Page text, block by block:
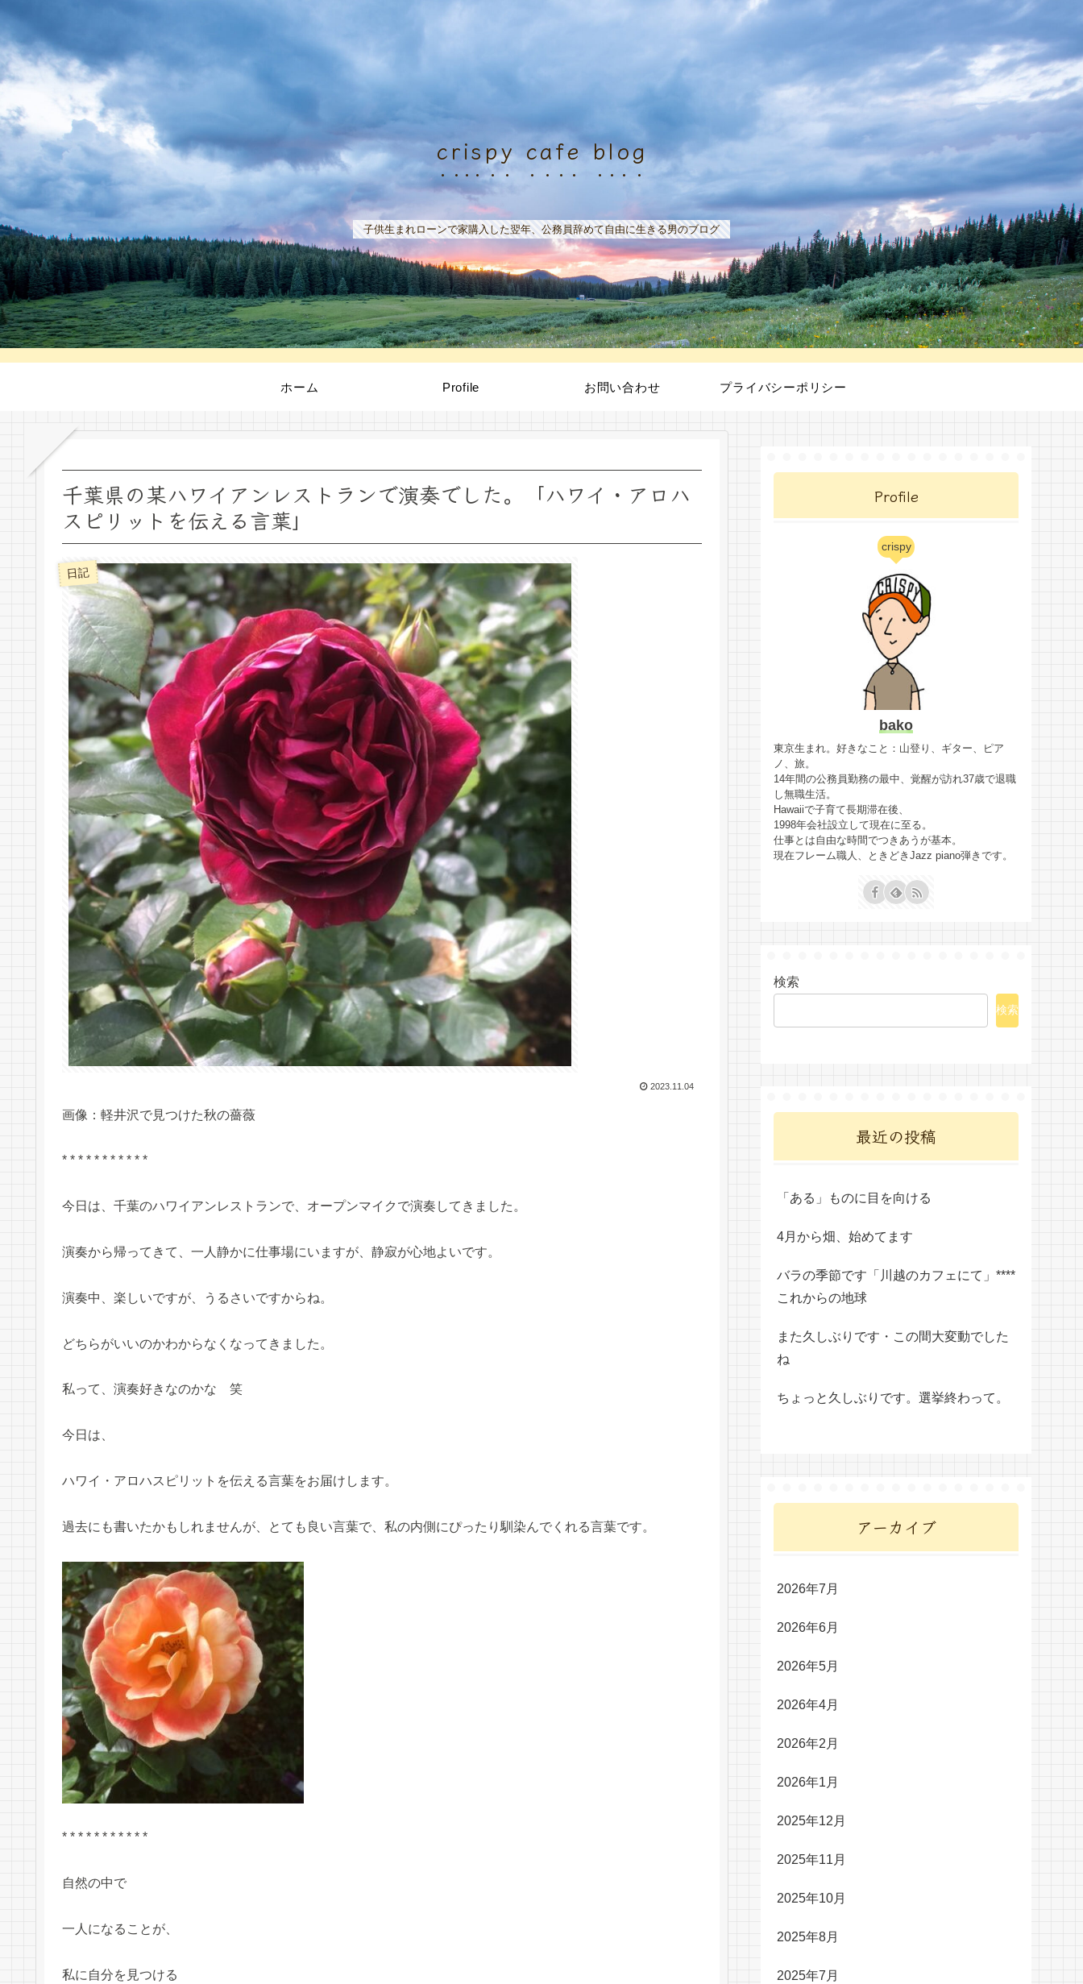
crispy cafe blog
子供生まれローンで家購入した翌年、公務員辞めて自由に生きる男のブログ
ホーム Profile お問い合わせ プライバシーポリシー
千葉県の某ハワイアンレストランで演奏でした。「ハワイ・アロハ
スピリットを伝える言葉」
日記
2023.11.04
画像：軽井沢で見つけた秋の薔薇
* * * * * * * * * * *
今日は、千葉のハワイアンレストランで、オープンマイクで演奏してきました。
演奏から帰ってきて、一人静かに仕事場にいますが、静寂が心地よいです。
演奏中、楽しいですが、うるさいですからね。
どちらがいいのかわからなくなってきました。
私って、演奏好きなのかな 笑
今日は、
ハワイ・アロハスピリットを伝える言葉をお届けします。
過去にも書いたかもしれませんが、とても良い言葉で、私の内側にぴったり馴染んでくれる言葉です。
* * * * * * * * * * *
自然の中で
一人になることが、
私に自分を見つける
Profile
crispy
bako
東京生まれ。好きなこと：山登り、ギター、ピア
ノ、旅。
14年間の公務員勤務の最中、覚醒が訪れ37歳で退職
し無職生活。
Hawaiiで子育て長期滞在後、
1998年会社設立して現在に至る。
仕事とは自由な時間でつきあうが基本。
現在フレーム職人、ときどきJazz piano弾きです。
検索
検索
最近の投稿
「ある」ものに目を向ける
4月から畑、始めてます
バラの季節です「川越のカフェにて」****
これからの地球
また久しぶりです・この間大変動でした
ね
ちょっと久しぶりです。選挙終わって。
アーカイブ
2026年7月
2026年6月
2026年5月
2026年4月
2026年2月
2026年1月
2025年12月
2025年11月
2025年10月
2025年8月
2025年7月